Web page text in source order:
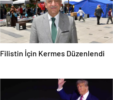
Filistin İçin Kermes Düzenlendi